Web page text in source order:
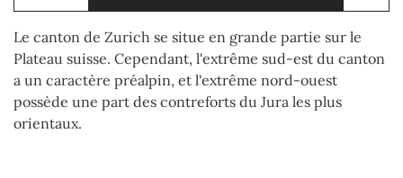
Le canton de Zurich se situe en grande partie sur le
Plateau suisse. Cependant, l'extrême sud-est du canton
a un caractère préalpin, et l'extrême nord-ouest
possède une part des contreforts du Jura les plus
orientaux.